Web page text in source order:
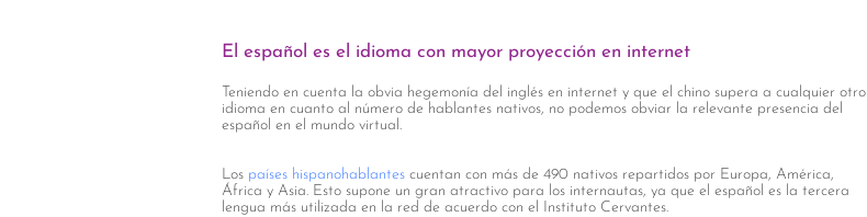
El español es el idioma con mayor proyección en internet
Teniendo en cuenta la obvia hegemonía del inglés en internet y que el chino supera a cualquier otro
idioma en cuanto al número de hablantes nativos, no podemos obviar la relevante presencia del
español en el mundo virtual.
Los países hispanohablantes cuentan con más de 490 nativos repartidos por Europa, América,
África y Asia. Esto supone un gran atractivo para los internautas, ya que el español es la tercera
lengua más utilizada en la red de acuerdo con el Instituto Cervantes.